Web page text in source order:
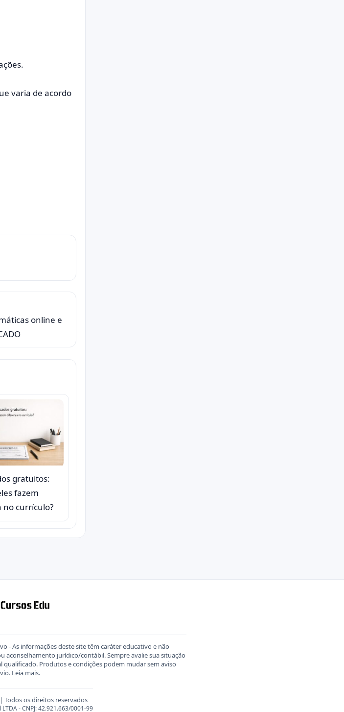
varia de acordo
online e
gratuitos:
fazem
no currículo?
- As informações deste site têm caráter educativo e não
jurídico/contábil. Sempre avalie sua situação
Produtos e condições podem mudar sem aviso
Leia mais.
Todos os direitos reservados
- CNPJ: 42.921.663/0001-99